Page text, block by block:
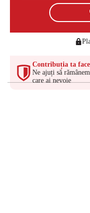
Contribuția ta
Ne ajuți să
care ai nevoie